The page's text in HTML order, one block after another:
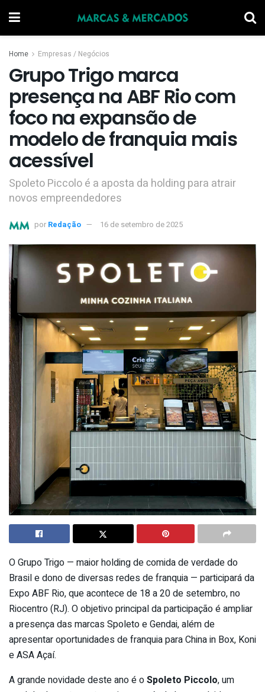
Home Empresas / Negócios
Grupo Trigo marca
presença na ABF Rio com
foco na expansão de
modelo de franquia mais
acessível
Spoleto Piccolo é a aposta da holding para atrair
novos empreendedores
por Redação 16 de setembro de 2025
O Grupo Trigo — maior holding de comida de verdade do
Brasil e dono de diversas redes de franquia — participará da
Expo ABF Rio, que acontece de 18 a 20 de setembro, no
Riocentro (RJ). O objetivo principal da participação é ampliar
a presença das marcas Spoleto e Gendai, além de
apresentar oportunidades de franquia para China in Box, Koni
e ASA Açaí.
A grande novidade deste ano é oSpoleto Piccolo, um